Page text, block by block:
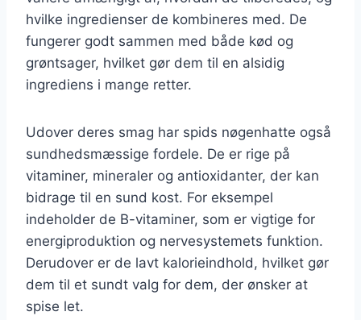
hvilke ingredienser de kombineres med. De
fungerer godt sammen med både kød og
grøntsager, hvilket gør dem til en alsidig
ingrediens i mange retter.
Udover deres smag har spids nøgenhatte også
sundhedsmæssige fordele. De er rige på
vitaminer, mineraler og antioxidanter, der kan
bidrage til en sund kost. For eksempel
indeholder de B-vitaminer, som er vigtige for
energiproduktion og nervesystemets funktion.
Derudover er de lavt kalorieindhold, hvilket gør
dem til et sundt valg for dem, der ønsker at
spise let.